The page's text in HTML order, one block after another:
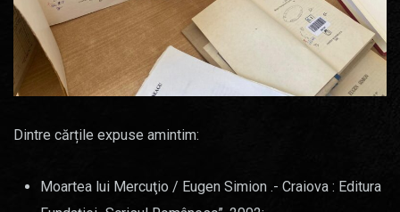
Dintre cărțile expuse amintim:
Moartea lui Mercuţio / Eugen Simion .- Craiova : Editura